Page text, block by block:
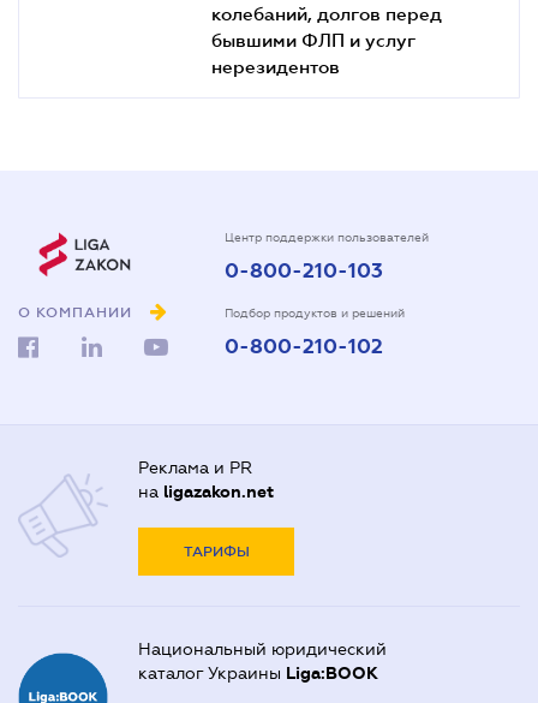
колебаний, долгов перед
бывшими ФЛП и услуг
нерезидентов
О КОМПАНИИ
Центр поддержки пользователей
0-800-210-103
Подбор продуктов и решений
0-800-210-102
Реклама и PR
на ligazakon.net
ТАРИФЫ
Национальный юридический
каталог Украины Liga:BOOK